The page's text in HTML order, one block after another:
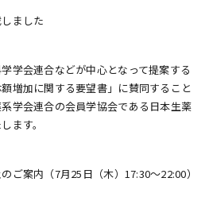
ました
学会連合などが中心となって提案する
増加に関する要望書」に賛同すること
学会連合の会員学協会である日本生薬
ます。
ご案内（7月25日（木）17:30～22:00）